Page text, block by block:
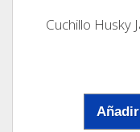
Cuchillo Husky